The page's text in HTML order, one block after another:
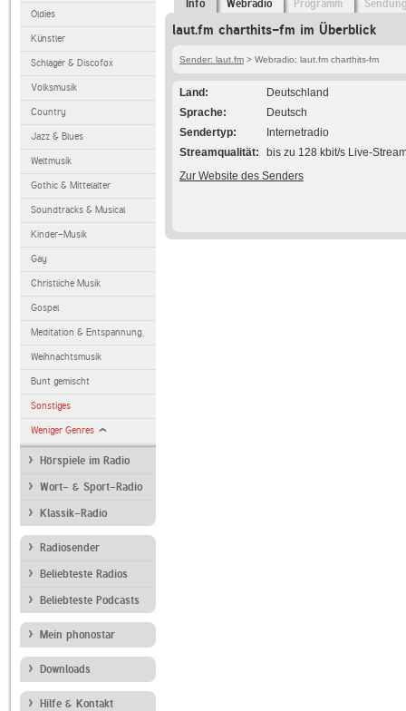
Oldies
Künstler
Schlager & Discofox
Volksmusik
Country
Jazz & Blues
Weltmusik
Gothic & Mittelalter
Soundtracks & Musical
Kinder-Musik
Gay
Christliche Musik
Gospel
Meditation & Entspannung
Weihnachtsmusik
Bunt gemischt
Sonstiges
Weniger Genres
Hörspiele im Radio
Wort- & Sport-Radio
Klassik-Radio
Radiosender
Beliebteste Radios
Beliebteste Podcasts
Mein phonostar
Downloads
Hilfe & Kontakt
Info Webradio Programm
laut.fm charthits-fm im Überblick
Sender: laut.fm > Webradio: laut.fm charthits-fm
Land
Deutschland
Sprache
Deutsch
Sendertyp
Internetradio
Streamqualität
bis zu 128 kbit/s Live-
Zur Website des Senders